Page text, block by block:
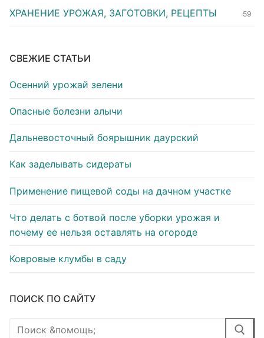
ХРАНЕНИЕ УРОЖАЯ, ЗАГОТОВКИ, РЕЦЕПТЫ 59
СВЕЖИЕ СТАТЬИ
Осенний урожай зелени
Опасные болезни алычи
Дальневосточный боярышник даурский
Как заделывать сидераты
Применение пищевой соды на дачном участке
Что делать с ботвой после уборки урожая и
почему ее нельзя оставлять на огороде
Ковровые клумбы в саду
ПОИСК ПО САЙТУ
Найти: